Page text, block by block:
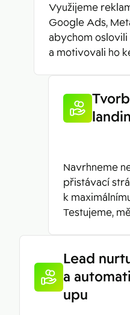
Využijeme
Google Ads,
abychom
a motivovali ho
Navrhneme
přistávací
k
Testujeme,
Lead
a
upu